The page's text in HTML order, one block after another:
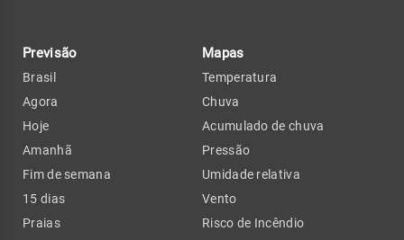
Previsão
Brasil
Agora
Hoje
Amanhã
Fim de semana
15 dias
Praias
Mapas
Temperatura
Chuva
Acumulado de chuva
Pressão
Umidade relativa
Vento
Risco de Incêndio